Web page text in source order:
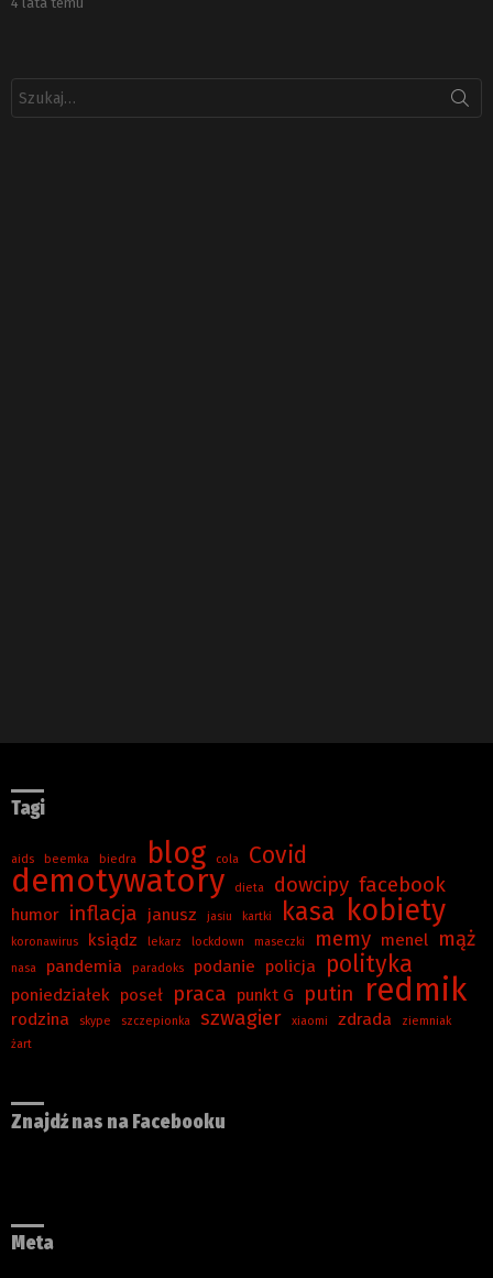
Tagi
aids beemka biedra blog cola Covid
demotywatory dieta dowcipy facebook
humor inflacja janusz jasiu kartki kasa kobiety
koronawirus ksiądz lekarz lockdown maseczki memy menel mąż
nasa pandemia paradoks podanie policja polityka
poniedziałek poseł praca punkt G putin redmik
rodzina skype szczepionka szwagier xiaomi zdrada
ziemniak
żart
Znajdź nas na Facebooku
Meta